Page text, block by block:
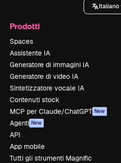
Italiano
Prodotti
Spaces
Assistente IA
Generatore di immagini IA
Generatore di video IA
Sintetizzatore vocale IA
Contenuti stock
MCP per Claude/ChatGPT New
Agenti New
API
App mobile
Tutti gli strumenti Magnific